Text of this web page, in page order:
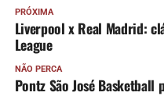
PRÓXIMA
Liverpool x Real Madrid:
League
NÃO PERCA
Pontz São José